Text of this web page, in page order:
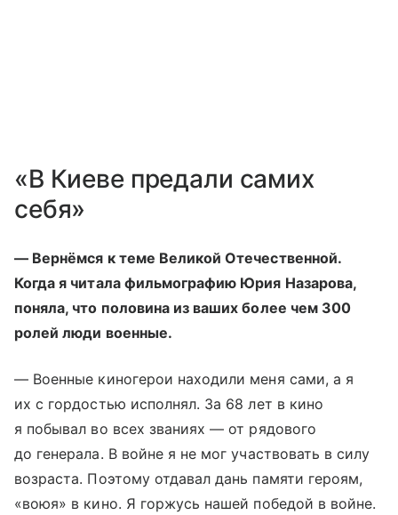
«В Киеве предали самих
себя»
— Вернёмся к теме Великой Отечественной.
Когда я читала фильмографию Юрия Назарова,
поняла, что половина из ваших более чем 300
ролей люди военные.
— Военные киногерои находили меня сами, а я
их с гордостью исполнял. За 68 лет в кино
я побывал во всех званиях — от рядового
до генерала. В войне я не мог участвовать в силу
возраста. Поэтому отдавал дань памяти героям,
«воюя» в кино. Я горжусь нашей победой в войне.